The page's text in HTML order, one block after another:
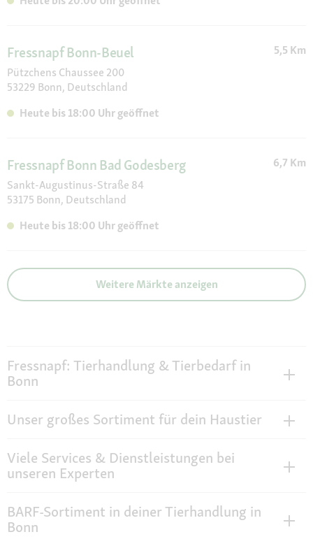
Schmusy , Select Gold , Sera, Sheba , Simple Solution, Skyline,
Söll, Sureflap, Take Care, Terra Canis, Tetra , The Sustainable
People, thrive, Trill, Trixie, Tropic Marin, Tropica Aquarium
Plants, Urban Med, Velda, Versele-Laga, Vetbed, Vitakraft ,
Fressnapf Bonn-Beuel
5,5 Km
Pützchens Chaussee 200
53229 Bonn, Deutschland
Heute bis 18:00 Uhr geöffnet
Fressnapf Bonn Bad Godesberg
6,7 Km
Sankt-Augustinus-Straße 84
53175 Bonn, Deutschland
Heute bis 18:00 Uhr geöffnet
Weitere Märkte anzeigen
Fressnapf: Tierhandlung & Tierbedarf in
Bonn
Unser großes Sortiment für dein Haustier
Viele Services & Dienstleistungen bei
unseren Experten
BARF-Sortiment in deiner Tierhandlung in
Bonn